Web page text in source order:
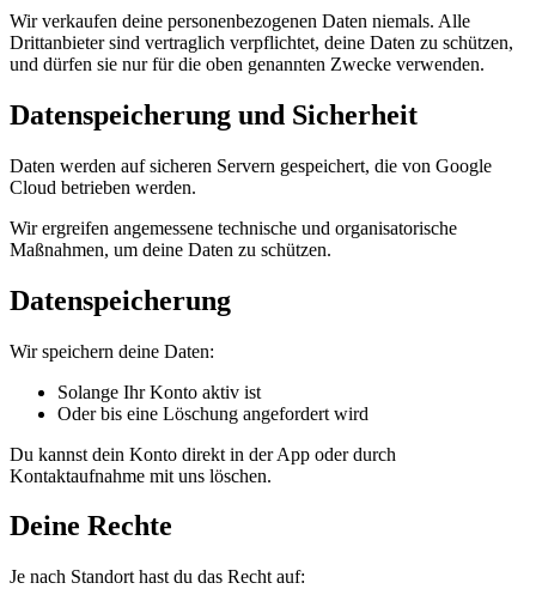
Wir verkaufen deine personenbezogenen Daten niemals. Alle
Drittanbieter sind vertraglich verpflichtet, deine Daten zu schützen,
und dürfen sie nur für die oben genannten Zwecke verwenden.
Datenspeicherung und Sicherheit
Daten werden auf sicheren Servern gespeichert, die von Google
Cloud betrieben werden.
Wir ergreifen angemessene technische und organisatorische
Maßnahmen, um deine Daten zu schützen.
Datenspeicherung
Wir speichern deine Daten:
Solange Ihr Konto aktiv ist
Oder bis eine Löschung angefordert wird
Du kannst dein Konto direkt in der App oder durch
Kontaktaufnahme mit uns löschen.
Deine Rechte
Je nach Standort hast du das Recht auf: